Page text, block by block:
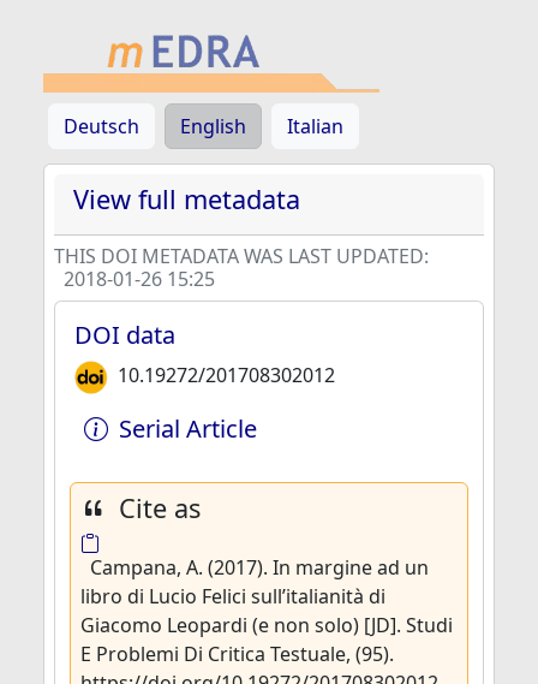
Deutsch English Italian
View full metadata
THIS DOI METADATA WAS LAST UPDATED:
2018-01-26 15:25
DOI data
10.19272/201708302012
Serial Article
Cite as
Campana, A. (2017). In margine ad un
libro di Lucio Felici sull’italianità di
Giacomo Leopardi (e non solo) [JD]. Studi
E Problemi Di Critica Testuale, (95).